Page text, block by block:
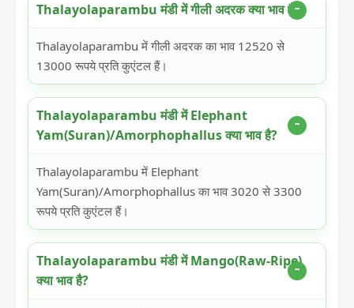
Thalayolaparambu मंडी में गीली अदरक क्या भाव है?
Thalayolaparambu में गीली अदरक का भाव 12520 से
13000 रूपये प्रति कुएंटल हैं।
Thalayolaparambu मंडी में Elephant
Yam(Suran)/Amorphophallus क्या भाव है?
Thalayolaparambu में Elephant
Yam(Suran)/Amorphophallus का भाव 3020 से 3300
रूपये प्रति कुएंटल हैं।
Thalayolaparambu मंडी में Mango(Raw-Ripe)
क्या भाव है?